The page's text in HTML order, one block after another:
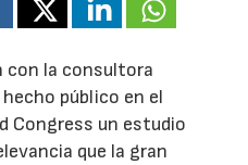
con la consultora
hecho público en el
Congress un estudio
que la gran